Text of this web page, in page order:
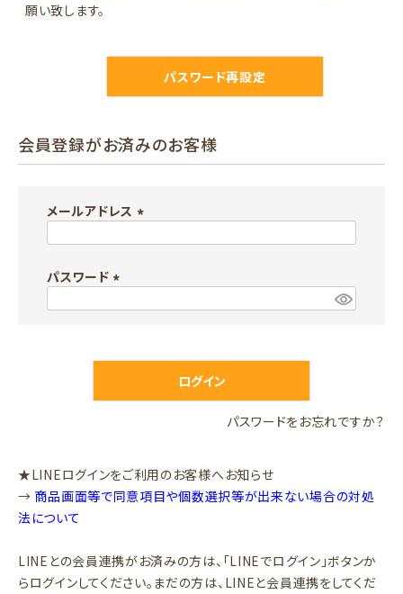
願い致します。
パスワード再設定
会員登録がお済みのお客様
メールアドレス
パスワード
)
ログイン
パスワードをお忘れですか？
★LINEログインをご利用のお客様へお知らせ
→ 商品画面等で同意項目や個数選択等が出来ない場合の対処
法について
LINEとの会員連携がお済みの方は、「LINEでログイン」ボタンか
らログインしてください。まだの方は、 LINEと会員連携をしてくだ